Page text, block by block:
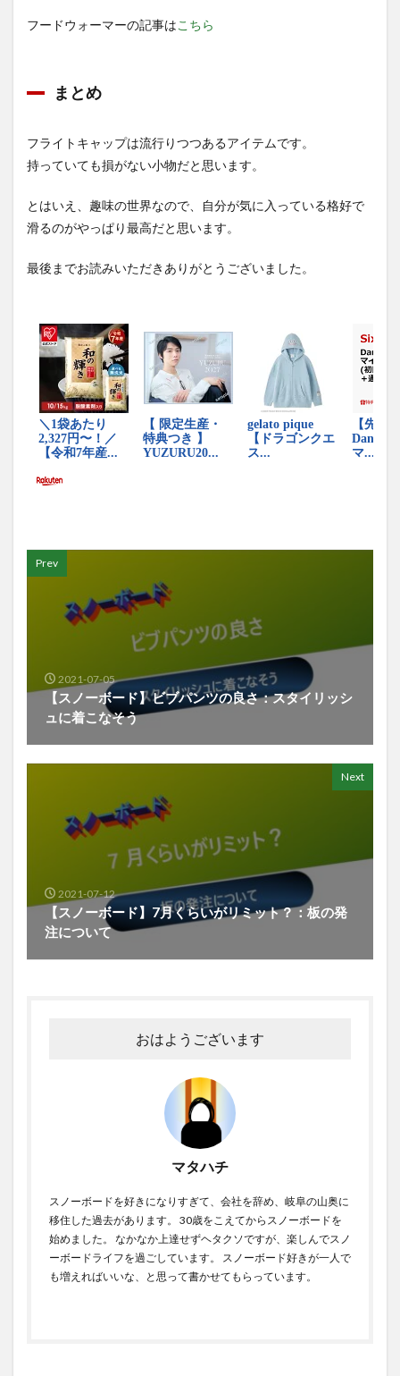
フードウォーマーの記事はこちら
まとめ
フライトキャップは流行りつつあるアイテムです。
持っていても損がない小物だと思います。
とはいえ、趣味の世界なので、自分が気に入っている格好で
滑るのがやっぱり最高だと思います。
最後までお読みいただきありがとうございました。
Prev
2021-07-05
【スノーボード】ビブパンツの良さ：スタイリッシ
ュに着こなそう
Next
2021-07-12
【スノーボード】7月くらいがリミット？：板の発
注について
おはようございます
マタハチ
スノーボードを好きになりすぎて、会社を辞め、岐阜の山奥に
移住した過去があります。 30歳をこえてからスノーボードを
始めました。 なかなか上達せずヘタクソですが、楽しんでスノ
ーボードライフを過ごしています。 スノーボード好きが一人で
も増えればいいな、と思って書かせてもらっています。